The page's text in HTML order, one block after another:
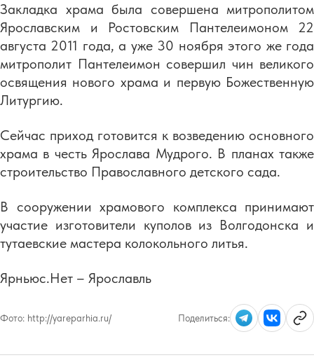
Закладка храма была совершена митрополитом
Ярославским и Ростовским Пантелеимоном 22
августа 2011 года, а уже 30 ноября этого же года
митрополит Пантелеимон совершил чин великого
освящения нового храма и первую Божественную
Литургию.
Сейчас приход готовится к возведению основного
храма в честь Ярослава Мудрого. В планах также
строительство Православного детского сада.
В сооружении храмового комплекса принимают
участие изготовители куполов из Волгодонска и
тутаевские мастера колокольного литья.
Ярньюс.Нет – Ярославль
Фото: http://yareparhia.ru/ Поделиться: